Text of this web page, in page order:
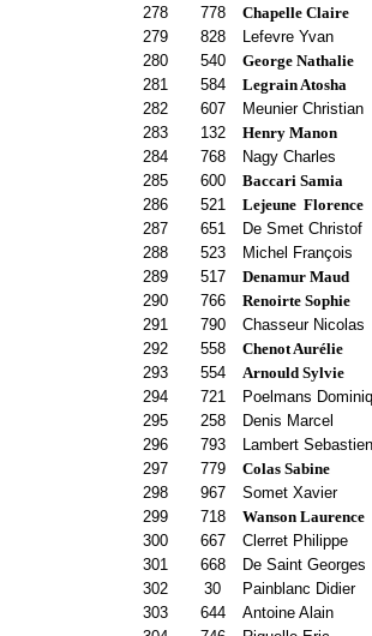
278
778
Chapelle Claire
279
828
Lefevre Yvan
280
540
George Nathalie
281
584
Legrain Atosha
282
607
Meunier Christian
283
132
Henry Manon
284
768
Nagy Charles
285
600
Baccari Samia
286
521 Lejeune Florence
287
651
De Smet Christof
288
523
Michel François
289
517
Denamur Maud
290
766
Renoirte Sophie
291
790
Chasseur Nicolas
292
558
Chenot Aurélie
293
554
Arnould Sylvie
294
721
Poelmans
295
258
Denis Marcel
296
793
Lambert Sebastien
297
779
Colas Sabine
298
967
Somet Xavier
299
718
Wanson Laurence
300
667
Clerret Philippe
301
668
De Saint Georges
302
30
Painblanc Didier
303
644
Antoine Alain